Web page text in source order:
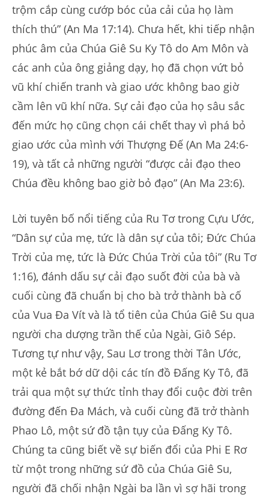
trộm cắp cùng cướp bóc của cải của họ làm
thích thú” (An Ma 17:14). Chưa hết, khi tiếp nhận
phúc âm của Chúa Giê Su Ky Tô do Am Môn và
các anh của ông giảng dạy, họ đã chọn vứt bỏ
vũ khí chiến tranh và giao ước không bao giờ
cầm lên vũ khí nữa. Sự cải đạo của họ sâu sắc
đến mức họ cũng chọn cái chết thay vì phá bỏ
giao ước của mình với Thượng Đế (An Ma 24:6-
19), và tất cả những người “được cải đạo theo
Chúa đều không bao giờ bỏ đạo” (An Ma 23:6).
Lời tuyên bố nổi tiếng của Ru Tơ trong Cựu Ước,
“Dân sự của mẹ, tức là dân sự của tôi; Đức Chúa
Trời của mẹ, tức là Đức Chúa Trời của tôi” (Ru Tơ
1:16), đánh dấu sự cải đạo suốt đời của bà và
cuối cùng đã chuẩn bị cho bà trở thành bà cố
của Vua Đa Vít và là tổ tiên của Chúa Giê Su qua
người cha dượng trần thế của Ngài, Giô Sép.
Tương tự như vậy, Sau Lơ trong thời Tân Ước,
một kẻ bắt bớ dữ dội các tín đồ Đấng Ky Tô, đã
trải qua một sự thức tỉnh thay đổi cuộc đời trên
đường đến Đa Mách, và cuối cùng đã trở thành
Phao Lô, một sứ đồ tận tụy của Đấng Ky Tô.
Chúng ta cũng biết về sự biến đổi của Phi E Rơ
từ một trong những sứ đồ của Chúa Giê Su,
người đã chối nhận Ngài ba lần vì sợ hãi trong